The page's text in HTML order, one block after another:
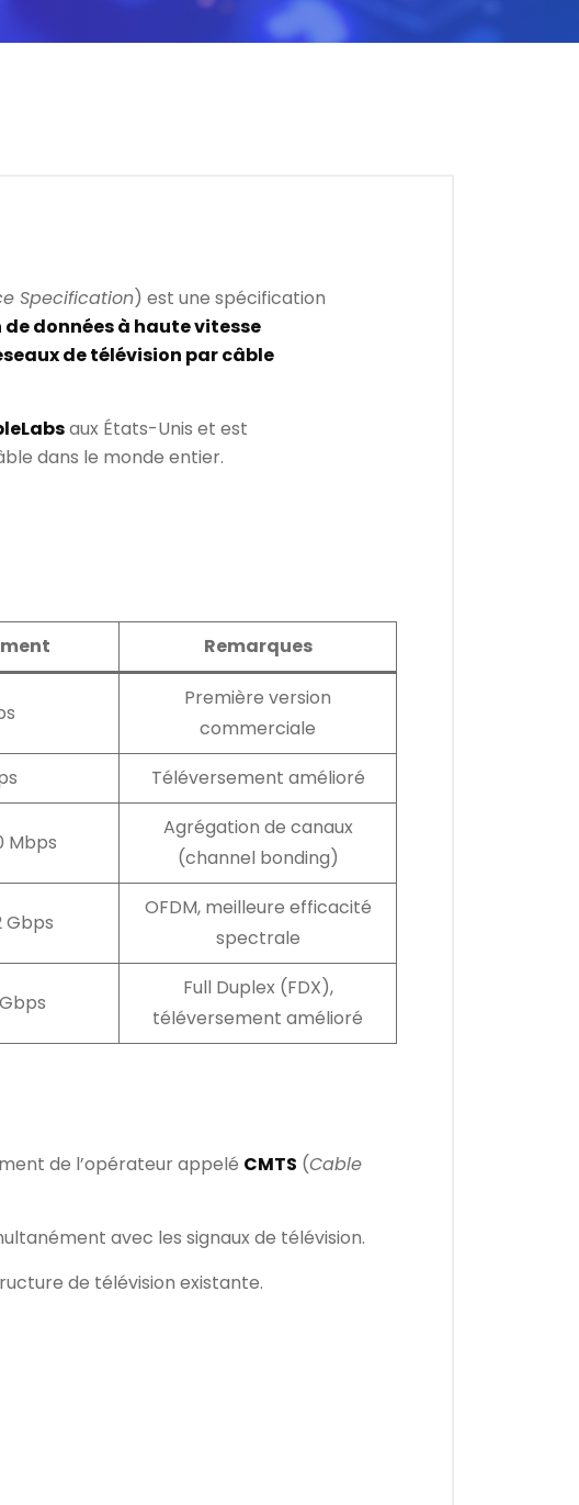
Specification) est une spécification
données à haute vitesse
de télévision par câble
aux États-Unis et est
dans le monde entier.
Remarques
Première version
commerciale
Téléversement amélioré
Mbps
Agrégation de canaux
(channel bonding)
Gbps
OFDM, meilleure efficacité
spectrale
Full Duplex (FDX),
téléversement amélioré
de l’opérateur appelé CMTS (Cable
avec les signaux de télévision.
de télévision existante.